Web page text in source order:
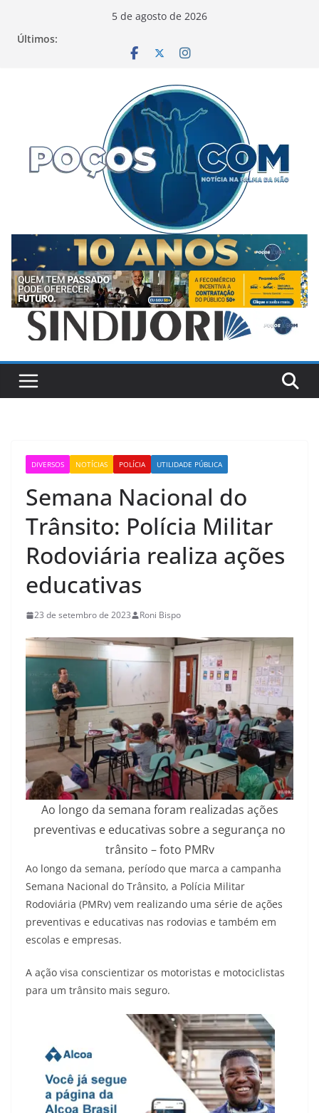
5 de agosto de 2026
Últimos:
DIVERSOS NOTÍCIAS POLÍCIA UTILIDADE PÚBLICA
Semana Nacional do
Trânsito: Polícia Militar
Rodoviária realiza ações
educativas
23 de setembro de 2023 Roni Bispo
Ao longo da semana foram realizadas ações
preventivas e educativas sobre a segurança no
trânsito – foto PMRv
Ao longo da semana, período que marca a campanha
Semana Nacional do Trânsito, a Polícia Militar
Rodoviária (PMRv) vem realizando uma série de ações
preventivas e educativas nas rodovias e também em
escolas e empresas.
A ação visa conscientizar os motoristas e motociclistas
para um trânsito mais seguro.